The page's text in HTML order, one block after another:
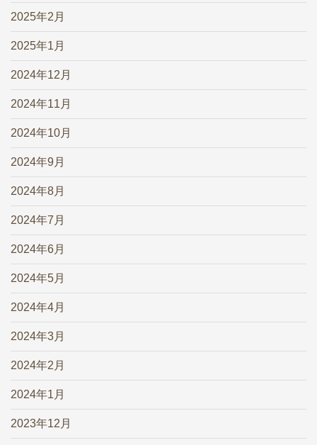
2025年2月
2025年1月
2024年12月
2024年11月
2024年10月
2024年9月
2024年8月
2024年7月
2024年6月
2024年5月
2024年4月
2024年3月
2024年2月
2024年1月
2023年12月